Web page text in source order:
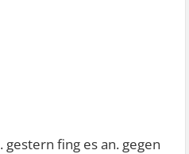
fing es an. gegen